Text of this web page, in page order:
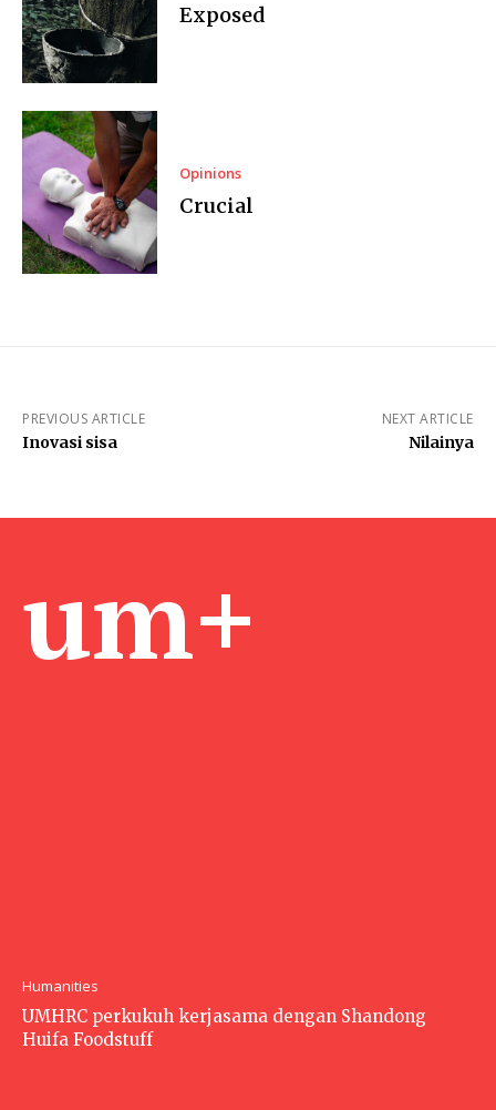
Exposed
Opinions
Crucial
PREVIOUS ARTICLE
Inovasi sisa
NEXT ARTICLE
Nilainya
um+
Humanities
UMHRC perkukuh kerjasama dengan Shandong
Huifa Foodstuff